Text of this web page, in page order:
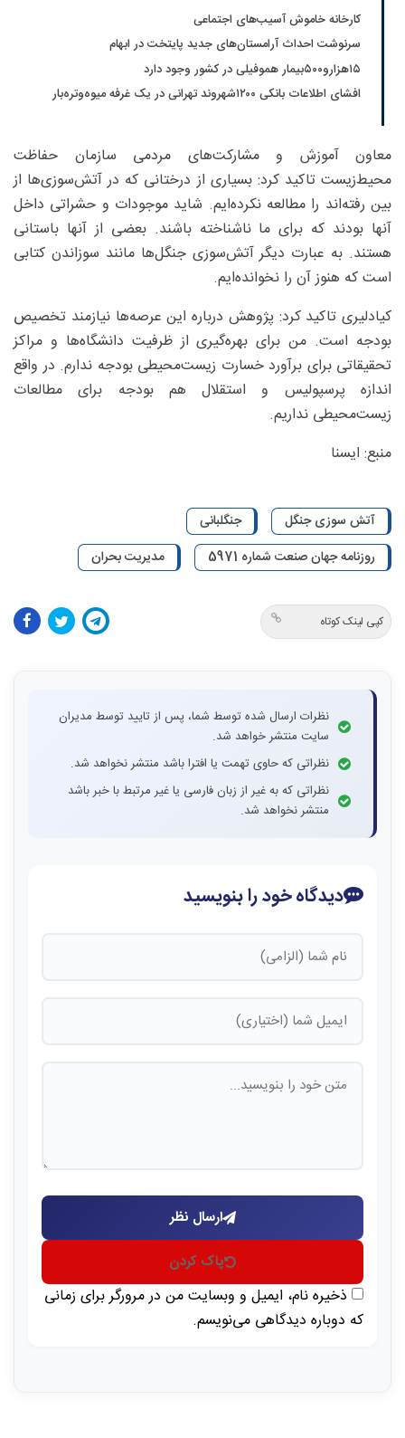
کارخانه خاموش آسیب‌های اجتماعی
سرنوشت احداث آرامستان‌های جدید پایتخت در ابهام
۱۵هزارو۵۰۰بیمار هموفیلی در کشور وجود دارد
افشای اطلاعات بانکی ۱۲۰۰شهروند تهرانی در یک غرفه میوه‌وتره‌بار
معاون آموزش و مشارکت‌های مردمی سازمان حفاظت
محیط‌زیست تاکید کرد: بسیاری از درختانی که در آتش‌سوزی‌ها از
بین رفته‌اند را مطالعه نکرده‌ایم. شاید موجودات و حشراتی داخل
آنها بودند که برای ما ناشناخته باشند. بعضی از آنها باستانی
هستند. به عبارت دیگر آتش‌سوزی جنگل‌ها مانند سوزاندن کتابی
است که هنوز آن را نخوانده‌ایم.
کیادلیری تاکید کرد: پژوهش درباره این عرصه‌ها نیازمند تخصیص
بودجه است. من برای بهره‌گیری از ظرفیت دانشگاه‌ها و مراکز
تحقیقاتی برای برآورد خسارت زیست‌محیطی بودجه ندارم. در واقع
اندازه پرسپولیس و استقلال هم بودجه برای مطالعات
زیست‌محیطی نداریم.
منبع: ایسنا
آتش سوزی جنگل
جنگلبانی
روزنامه جهان صنعت شماره 5971
مدیریت بحران
کپی لینک کوتاه
نظرات ارسال شده توسط شما، پس از تایید توسط مدیران
سایت منتشر خواهد شد.
نظراتی که حاوی تهمت یا افترا باشد منتشر نخواهد شد.
نظراتی که به غیر از زبان فارسی یا غیر مرتبط با خبر باشد
منتشر نخواهد شد.
دیدگاه خود را بنویسید
ارسال نظر
پاک کردن
ذخیره نام، ایمیل و وبسایت من در مرورگر برای زمانی
که دوباره دیدگاهی می‌نویسم.